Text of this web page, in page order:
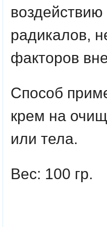
радикалов,
факторов
Способ
крем на
или тела.
Вес: 100 гр.